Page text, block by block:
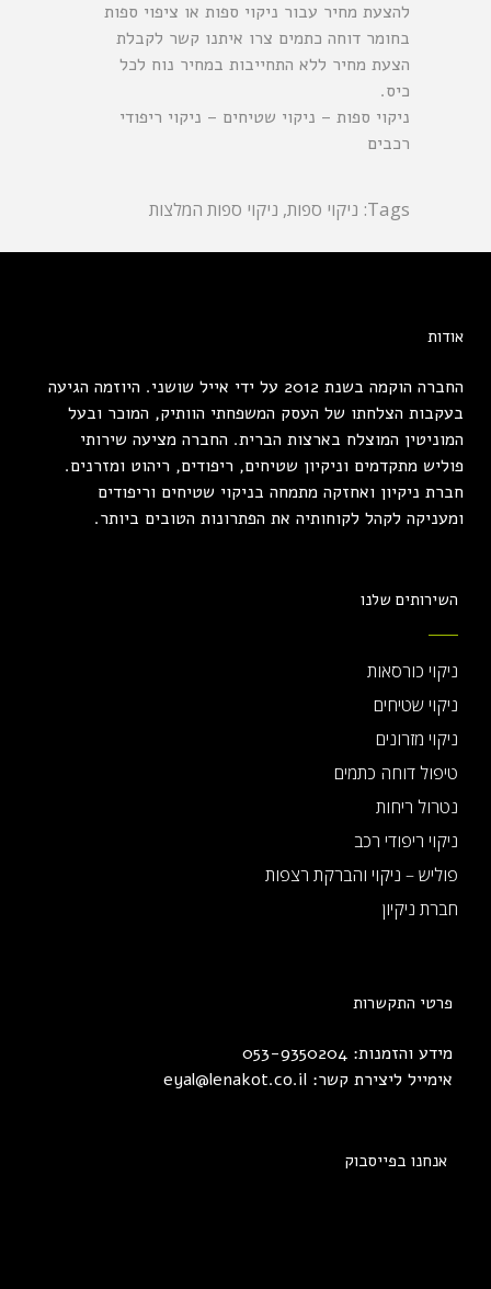
להצעת מחיר עבור ניקוי ספות או ציפוי ספות
בחומר דוחה כתמים צרו איתנו קשר לקבלת
הצעת מחיר ללא התחייבות במחיר נוח לכל
כיס.
ניקוי ספות – ניקוי שטיחים – ניקוי ריפודי
רכבים
Tags: ניקוי ספות, ניקוי ספות המלצות
אודות
החברה הוקמה בשנת 2012 על ידי אייל שושני. היוזמה הגיעה
בעקבות הצלחתו של העסק המשפחתי הוותיק, המוכר ובעל
המוניטין המוצלח בארצות הברית. החברה מציעה שירותי
פוליש מתקדמים וניקיון שטיחים, ריפודים, ריהוט ומזרנים.
חברת ניקיון ואחזקה מתמחה בניקוי שטיחים וריפודים
ומעניקה לקהל לקוחותיה את הפתרונות הטובים ביותר.
השירותים שלנו
ניקוי כורסאות
ניקוי שטיחים
ניקוי מזרונים
טיפול דוחה כתמים
נטרול ריחות
ניקוי ריפודי רכב
פוליש – ניקוי והברקת רצפות
חברת ניקיון
פרטי התקשרות
מידע והזמנות: 053-9350204
אימייל ליצירת קשר: eyal@lenakot.co.il
אנחנו בפייסבוק